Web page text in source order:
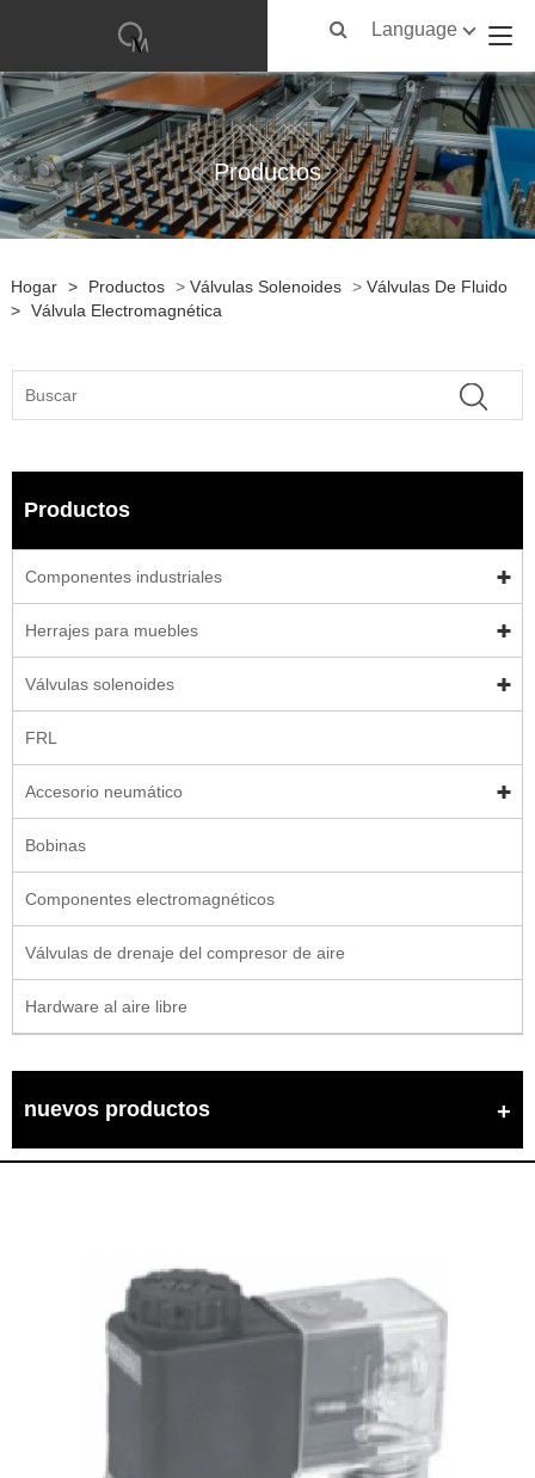
Language
Productos
Hogar > Productos > Válvulas Solenoides > Válvulas De Fluido
> Válvula Electromagnética
Productos
Componentes industriales
Herrajes para muebles
Válvulas solenoides
FRL
Accesorio neumático
Bobinas
Componentes electromagnéticos
Válvulas de drenaje del compresor de aire
Hardware al aire libre
nuevos productos